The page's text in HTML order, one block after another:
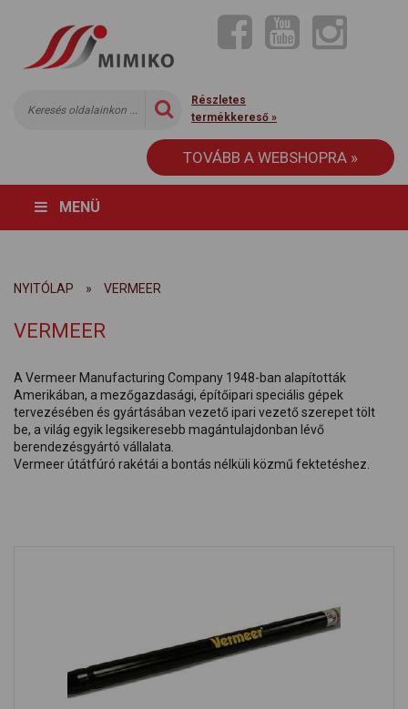
Részletes
termékkereső »
TOVÁBB A WEBSHOPRA »
MENÜ
NYITÓLAP » VERMEER
VERMEER
A Vermeer Manufacturing Company 1948-ban alapították
Amerikában, a mezőgazdasági, építőipari speciális gépek
tervezésében és gyártásában vezető ipari vezető szerepet tölt
be, a világ egyik legsikeresebb magántulajdonban lévő
berendezésgyártó vállalata.
Vermeer útátfúró rakétái a bontás nélküli közmű fektetéshez.